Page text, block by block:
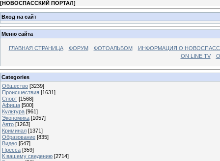
[НОВОСПАССКИЙ ПОРТАЛ]
Вход на сайт
Меню сайта
ГЛАВНАЯ СТРАНИЦА ФОРУМ ФОТОАЛЬБОМ
ИНФОРМАЦИЯ О
ON LINE TV
Categories
Общество [3239]
Происшествия [1631]
Спорт [1568]
Афиша [500]
Культура [961]
Экономика [1057]
Авто [1263]
Криминал [1371]
Образование [835]
Видео [547]
Пресса [359]
К вашему сведению [2714]